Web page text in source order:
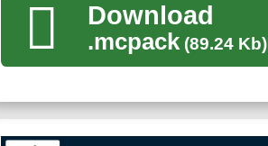
Download
.mcpack(89.24 Kb)